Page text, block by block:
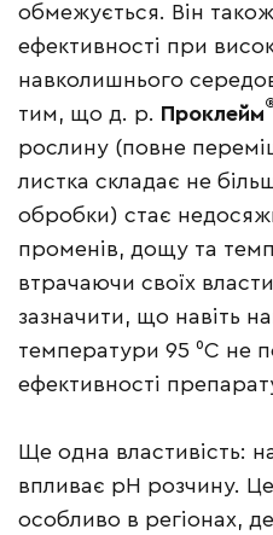
обмежується. Він
ефективності при
навколишнього
тим, що д. р. Проклейм
рослину (повне
листка складає не
обробки) стає
променів, дощу та
втрачаючи своїх
зазначити, що навіть
температури 95 ⁰С не
ефективності
Ще одна властивість:
впливає рН розчину.
особливо в регіонах,